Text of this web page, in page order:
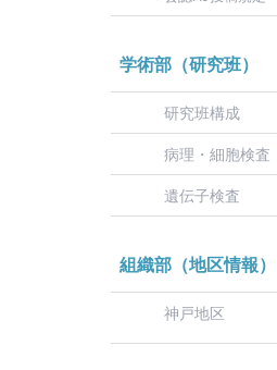
学術部（研究班）
研究班構成
病理・細胞検査
遺伝子検査
組織部（地区情報）
神戸地区